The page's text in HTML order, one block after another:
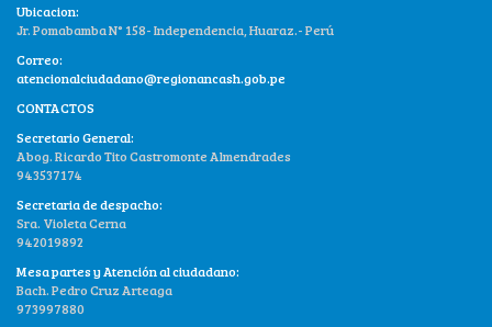
Ubicacion:
Jr. Pomabamba N° 158- Independencia, Huaraz.- Perú
Correo:
atencionalciudadano@regionancash.gob.pe
CONTACTOS
Secretario General:
Abog. Ricardo Tito Castromonte Almendrades
943537174
Secretaria de despacho:
Sra. Violeta Cerna
942019892
Mesa partes y Atención al ciudadano:
Bach. Pedro Cruz Arteaga
973997880